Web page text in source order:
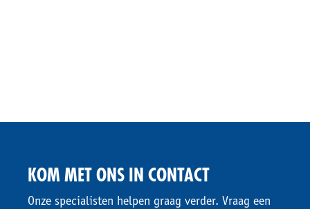
KOM MET ONS IN CONTACT
Onze specialisten helpen graag verder. Vraag een